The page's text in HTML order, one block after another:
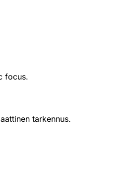
focus.
tarkennus.